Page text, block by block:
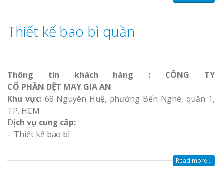
Thiết kế bao bì quần
Thông tin khách hàng : CÔNG TY
CỔ PHẦN DỆT MAY GIA AN
Khu vực: 68 Nguyên Huệ, phường Bến Nghé, quận 1,
TP. HCM
Dịch vụ cung cấp:
– Thiết kế bao bì
Read more...